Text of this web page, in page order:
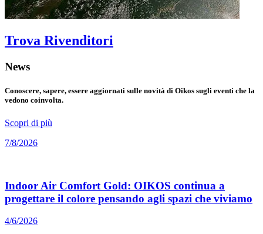
Trova Rivenditori
News
Conoscere, sapere, essere aggiornati sulle novità di Oikos sugli eventi che la
vedono coinvolta.
Scopri di più
7/8/2026
Indoor Air Comfort Gold: OIKOS continua a
progettare il colore pensando agli spazi che viviamo
4/6/2026